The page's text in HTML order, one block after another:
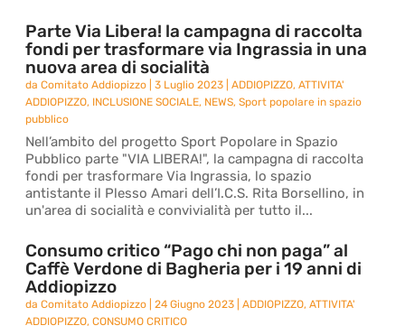
Parte Via Libera! la campagna di raccolta
fondi per trasformare via Ingrassia in una
nuova area di socialità
daComitato Addiopizzo |3 Luglio 2023 |ADDIOPIZZO,ATTIVITA'
ADDIOPIZZO, INCLUSIONE SOCIALE, NEWS,Sport popolare in spazio
pubblico
Nell’ambito del progetto Sport Popolare in Spazio
Pubblico parte "VIA LIBERA!", la campagna di raccolta
fondi per trasformare Via Ingrassia, lo spazio
antistante il Plesso Amari dell’I.C.S. Rita Borsellino, in
un'area di socialità e convivialità per tutto il...
Consumo critico “Pago chi non paga” al
Caffè Verdone di Bagheria per i 19 anni di
Addiopizzo
daComitato Addiopizzo |24 Giugno 2023 |ADDIOPIZZO,ATTIVITA'
ADDIOPIZZO,CONSUMO CRITICO